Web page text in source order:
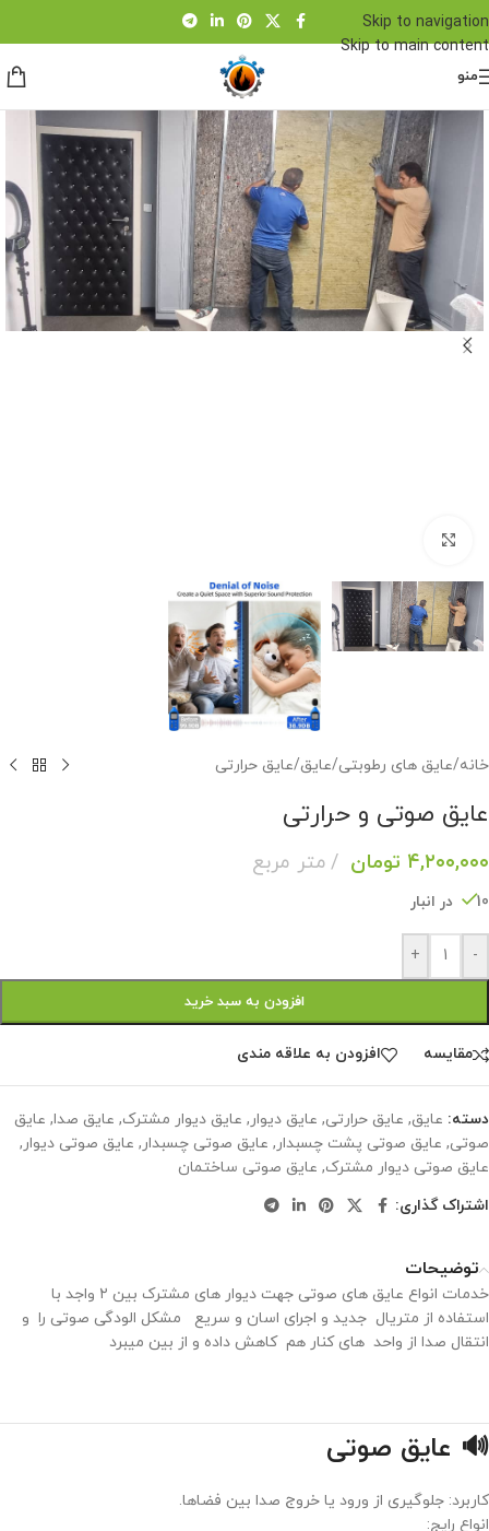
Skip to navigation
Skip to main content
منو
خانه/عایق های رطوبتی/عایق/عایق حرارتی
عایق صوتی و حرارتی
۴,۲۰۰,۰۰۰ تومان متر مربع
10 در انبار
-
+
افزودن به سبد خرید
مقايسه افزودن به علاقه مندی
دسته: عایق, عایق حرارتی, عایق دیوار , عایق دیوار مشترک, عایق صدا, عایق
صوتی, عایق صوتی پشت چسبدار , عایق صوتی چسبدار , عایق صوتی دیوار ,
عایق صوتی دیوار مشترک, عایق صوتی ساختمان
اشتراک گذاری:
توضیحات
خدمات انواع عایق های صوتی جهت دیوار های مشترک بین ۲ واجد با
استفاده از متریال جدید و اجرای اسان و سریع مشکل الودگی صوتی را و
انتقال صدا از واحد های کنار هم کاهش داده و از بین میبرد
🔊 عایق صوتی
کاربرد: جلوگیری از ورود یا خروج صدا بین فضاها.
انواع رایج: